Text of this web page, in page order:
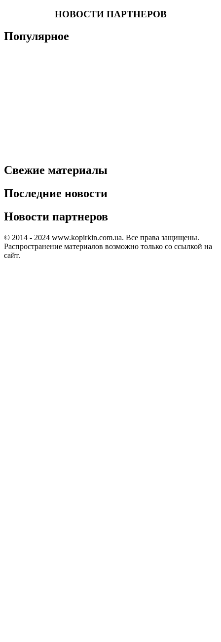
НОВОСТИ ПАРТНЕРОВ
Популярное
Свежие материалы
Последние новости
Новости партнеров
© 2014 - 2024 www.kopirkin.com.ua. Все права защищены.
Распространение материалов возможно только со ссылкой на
сайт.